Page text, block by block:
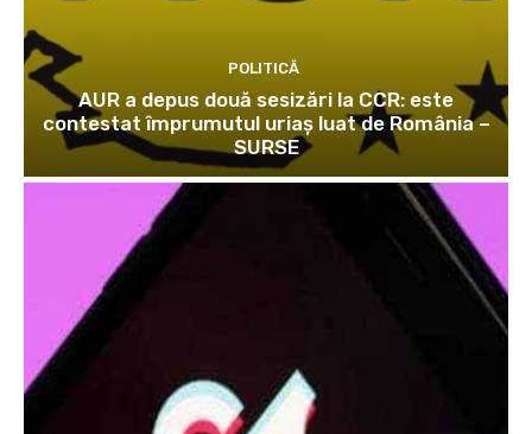
POLITICĂ
AUR a depus două sesizări la CCR: este
contestat împrumutul uriaș luat de România –
SURSE